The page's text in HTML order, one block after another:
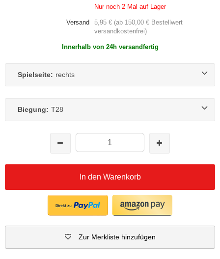
Nur noch 2 Mal auf Lager
Versand
5,95 € (ab 150,00 € Bestellwert
versandkostenfrei)
Innerhalb von 24h versandfertig
Spielseite: rechts
Biegung: T28
In den Warenkorb
Zur Merkliste hinzufügen